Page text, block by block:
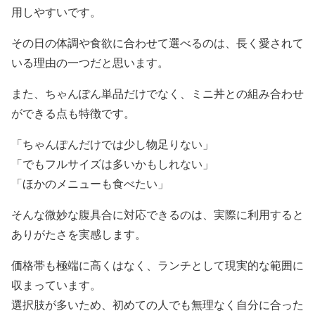
用しやすいです。
その日の体調や食欲に合わせて選べるのは、長く愛されて
いる理由の一つだと思います。
また、ちゃんぽん単品だけでなく、ミニ丼との組み合わせ
ができる点も特徴です。
「ちゃんぽんだけでは少し物足りない」
「でもフルサイズは多いかもしれない」
「ほかのメニューも食べたい」
そんな微妙な腹具合に対応できるのは、実際に利用すると
ありがたさを実感します。
価格帯も極端に高くはなく、ランチとして現実的な範囲に
収まっています。
選択肢が多いため、初めての人でも無理なく自分に合った